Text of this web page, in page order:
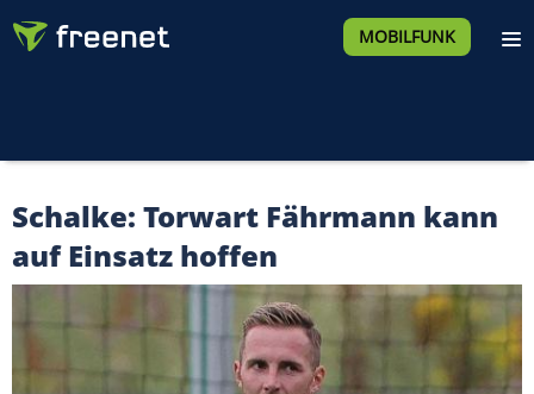
MOBILFUNK
Schalke: Torwart Fährmann kann
auf Einsatz hoffen